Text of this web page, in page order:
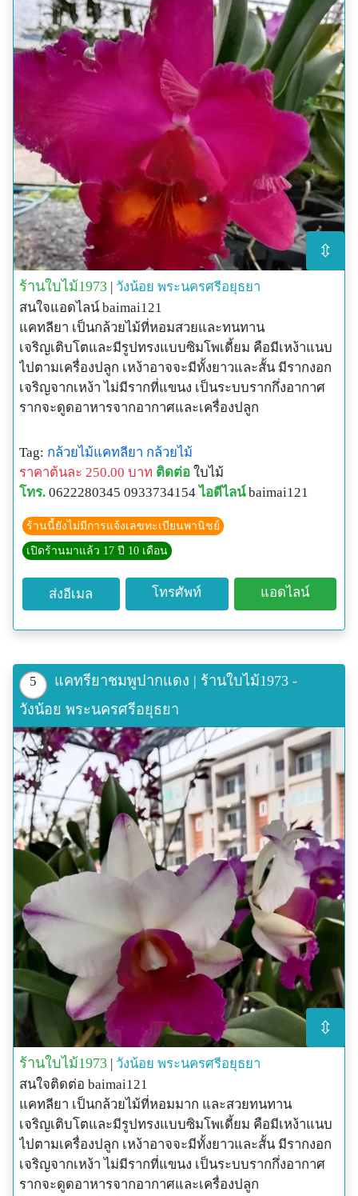
⇳
ร้านใบไม้1973 | วังน้อย พระนครศรีอยุธยา
สนใจแอดไลน์ baimai121
แคทลียา เป็นกล้วยไม้ที่หอมสวยและทนทาน
เจริญเติบโตและมีรูปทรงแบบซิมโพเดี้ยม คือมีเหง้าแนบ
ไปตามเครื่องปลูก เหง้าอาจจะมีทั้งยาวและสั้น มีรากงอก
เจริญจากเหง้า ไม่มีรากที่แขนง เป็นระบบรากกึ่งอากาศ
รากจะดูดอาหารจากอากาศและเครื่องปลูก
Tag: กล้วยไม้แคทลียา กล้วยไม้
ราคาต้นละ 250.00 บาท ติดต่อ ใบไม้
โทร. 0622280345 0933734154 ไอดีไลน์ baimai121
ร้านนี้ยังไม่มีการแจ้งเลขทะเบียนพานิชย์
เปิดร้านมาแล้ว 17 ปี 10 เดือน
ส่งอีเมล โทรศัพท์ แอดไลน์
5
แคทรียาชมพูปากแดง | ร้านใบไม้1973 -
วังน้อย พระนครศรีอยุธยา
⇳
ร้านใบไม้1973 | วังน้อย พระนครศรีอยุธยา
สนใจติดต่อ baimai121
แคทลียา เป็นกล้วยไม้ที่หอมมาก และสวยทนทาน
เจริญเติบโตและมีรูปทรงแบบซิมโพเดี้ยม คือมีเหง้าแนบ
ไปตามเครื่องปลูก เหง้าอาจจะมีทั้งยาวและสั้น มีรากงอก
เจริญจากเหง้า ไม่มีรากที่แขนง เป็นระบบรากกึ่งอากาศ
รากจะดูดอาหารจากอากาศและเครื่องปลูก